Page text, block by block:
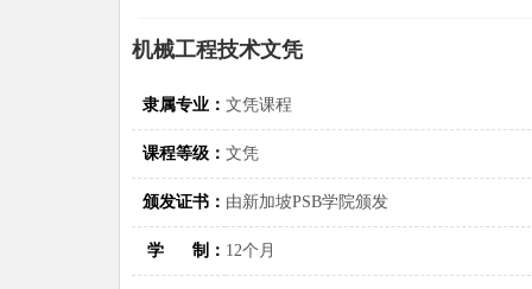
机械工程技术文凭
隶属专业： 文凭课程
课程等级： 文凭
颁发证书： 由新加坡PSB学院颁发
学 制： 12个月